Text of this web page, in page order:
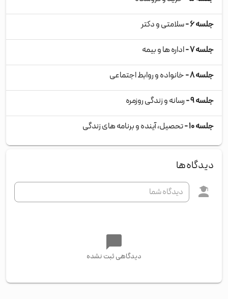
جلسه ۶ - سلامتی و دکتر
جلسه ۷ - اداره ها و بیمه
جلسه ۸ - خانواده و روابط اجتماعی
جلسه ۹ - رسانه و زندگی روزمره
جلسه ۱۰ - تحصیل، آینده و برنامه های زندگی
دیدگاه‌ها
دیدگاهی ثبت نشده